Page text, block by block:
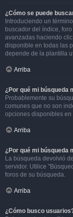
¿Cómo se puede
Introduciendo un
buscador del índice,
avanzadas haciendo
disponible en todas las
depende de la plantilla
Arriba
¿Por qué mi búsqueda
Probablemente su
comunes que no son
opciones disponibles
Arriba
¿Por qué mi búsqueda
La búsqueda devolvió
servidor. Utilice
foros de su búsqueda.
Arriba
¿Cómo busco